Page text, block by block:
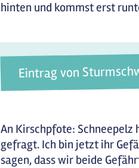
hinten und kommst erst
Eintrag von
An Kirschpfote:
gefragt. Ich bin jetzt ihr
sagen, dass wir beide